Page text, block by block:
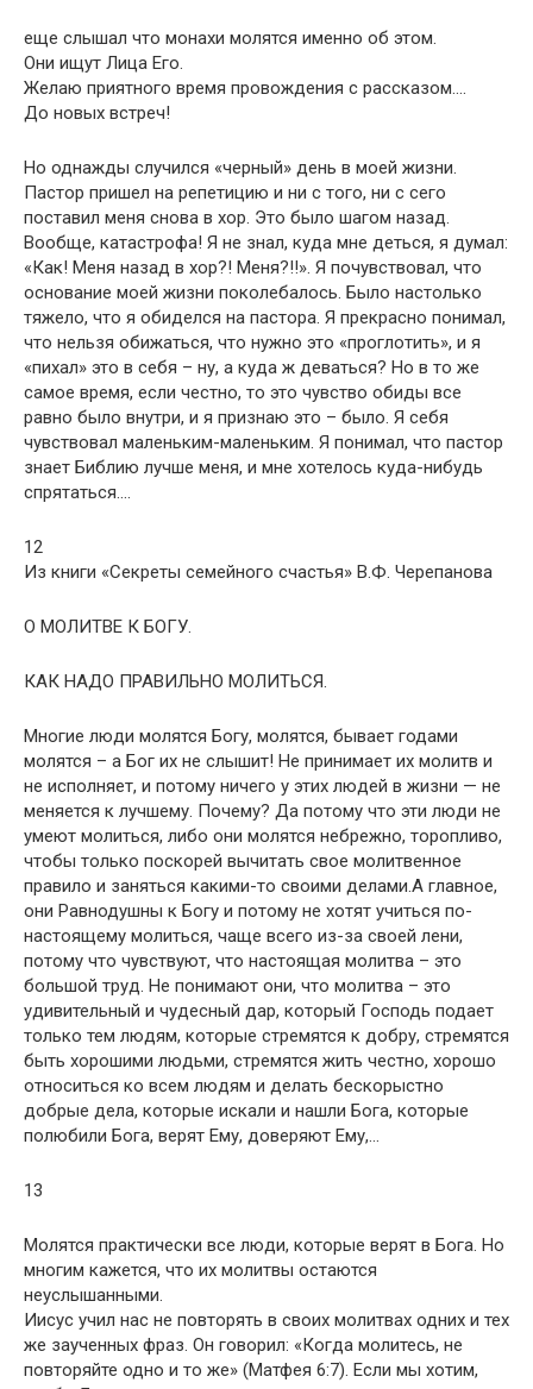
еще слышал что монахи молятся именно об этом.
Они ищут Лица Его.
Желаю приятного время провождения с рассказом….
До новых встреч!
Но однажды случился «черный» день в моей жизни.
Пастор пришел на репетицию и ни с того, ни с сего
поставил меня снова в хор. Это было шагом назад.
Вообще, катастрофа! Я не знал, куда мне деться, я думал:
«Как! Меня назад в хор?! Меня?!!». Я почувствовал, что
основание моей жизни поколебалось. Было настолько
тяжело, что я обиделся на пастора. Я прекрасно понимал,
что нельзя обижаться, что нужно это «проглотить», и я
«пихал» это в себя – ну, а куда ж деваться? Но в то же
самое время, если честно, то это чувство обиды все
равно было внутри, и я признаю это – было. Я себя
чувствовал маленьким-маленьким. Я понимал, что пастор
знает Библию лучше меня, и мне хотелось куда-нибудь
спрятаться….
12
Из книги «Секреты семейного счастья» В.Ф. Черепанова
О МОЛИТВЕ К БОГУ.
КАК НАДО ПРАВИЛЬНО МОЛИТЬСЯ.
Многие люди молятся Богу, молятся, бывает годами
молятся – а Бог их не слышит! Не принимает их молитв и
не исполняет, и потому ничего у этих людей в жизни — не
меняется к лучшему. Почему? Да потому что эти люди не
умеют молиться, либо они молятся небрежно, торопливо,
чтобы только поскорей вычитать свое молитвенное
правило и заняться какими-то своими делами.А главное,
они Равнодушны к Богу и потому не хотят учиться по-
настоящему молиться, чаще всего из-за своей лени,
потому что чувствуют, что настоящая молитва – это
большой труд. Не понимают они, что молитва – это
удивительный и чудесный дар, который Господь подает
только тем людям, которые стремятся к добру, стремятся
быть хорошими людьми, стремятся жить честно, хорошо
относиться ко всем людям и делать бескорыстно
добрые дела, которые искали и нашли Бога, которые
полюбили Бога, верят Ему, доверяют Ему,…
13
Молятся практически все люди, которые верят в Бога. Но
многим кажется, что их молитвы остаются
неуслышанными.
Иисус учил нас не повторять в своих молитвах одних и тех
же заученных фраз. Он говорил: «Когда молитесь, не
повторяйте одно и то же» (Матфея 6:7). Если мы хотим,